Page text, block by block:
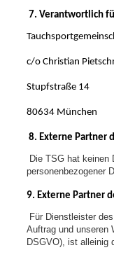
7. Verantwortlich
c/o Christian
Stupfstraße 14
80634 München
8. Externe Partner
Die TSG hat keinen
personenbezogener
9. Externe Partner
Für Dienstleister
Auftrag und unseren
DSGVO), ist alleinig